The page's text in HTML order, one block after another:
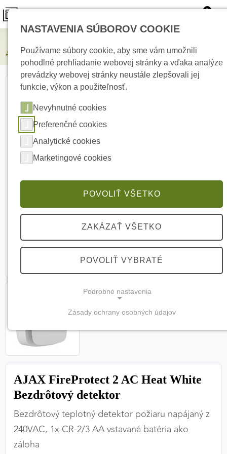
0
AJAX FireProtect 2 AC Heat White Bezdrôtový detektor
AJAX FireProtect 2 AC Heat White
Bezdrôtový detektor
Bezdrôtový teplotný detektor požiaru napájaný z
240VAC, 1x CR-2/3 AA vstavaná batéria ako
záloha
NASTAVENIA SÚBOROV COOKIE
Používame súbory cookie, aby sme vám umožnili
pohodlné prehliadanie webovej stránky a vďaka analýze
prevádzky webovej stránky neustále zlepšovali jej
funkcie, výkon a použiteľnosť.
Nevyhnutné cookies
Preferenčné cookies
Analytické cookies
Marketingové cookies
POVOLIŤ VŠETKO
ZAKÁZAŤ VŠETKO
POVOLIŤ VYBRATÉ
Podrobné nastavenia
(vždy aktívne, nemožno vypnúť)
Tieto cookies sú potrebné na správne fungovanie
zabezpečiť jej plnú funkčnosť.
PREFERENČNÉ COOKIES
Zásady ochrany osobných údajov